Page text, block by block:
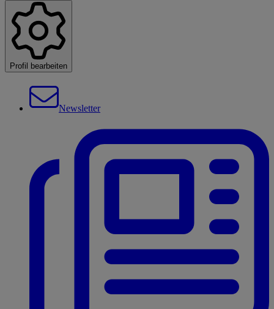
Profil bearbeiten
Newsletter